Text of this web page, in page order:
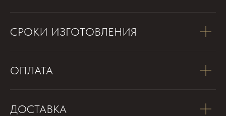
СРОКИ ИЗГОТОВЛЕНИЯ
ОПЛАТА
ДОСТАВКА